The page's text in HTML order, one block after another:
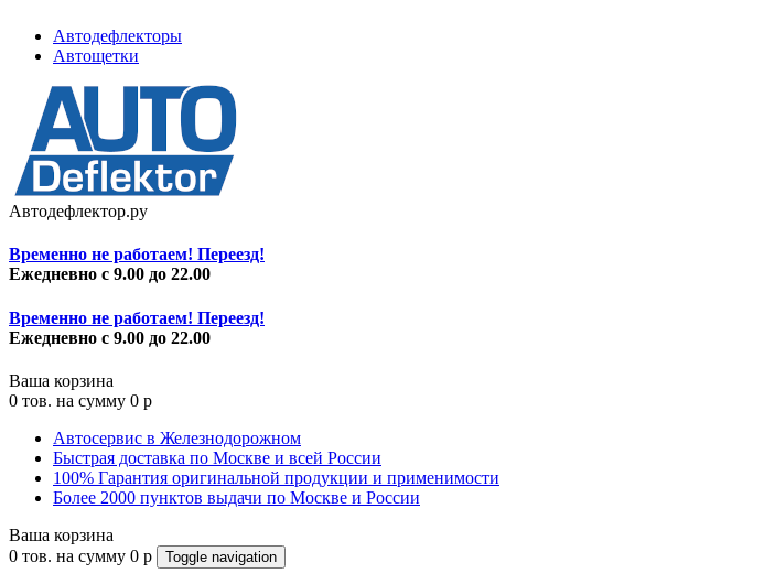
Автодефлекторы
Автощетки
Автодефлектор.ру
Временно не работаем! Переезд!
Ежедневно с 9.00 до 22.00
Временно не работаем! Переезд!
Ежедневно с 9.00 до 22.00
Ваша корзина
0 тов. на сумму 0 p
Автосервис в Железнодорожном
Быстрая доставка по Москве и всей России
100% Гарантия оригинальной продукции и применимости
Более 2000 пунктов выдачи по Москве и России
Ваша корзина
0 тов. на сумму 0 p Toggle navigation